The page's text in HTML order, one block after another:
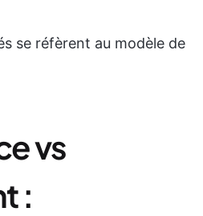
se réfèrent au modèle de
vs
: